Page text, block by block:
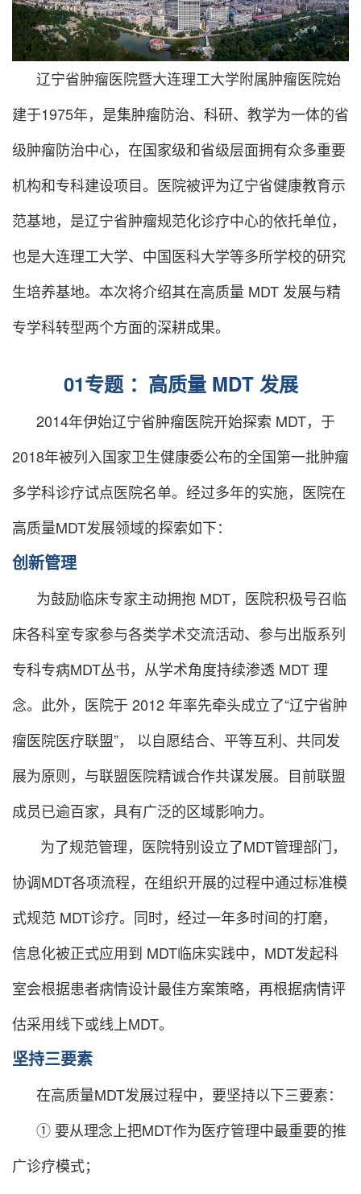
辽宁省肿瘤医院暨大连理工大学附属肿瘤医院始
建于1975年，是集肿瘤防治、科研、教学为一体的省
级肿瘤防治中心，在国家级和省级层面拥有众多重要
机构和专科建设项目。医院被评为辽宁省健康教育示
范基地，是辽宁省肿瘤规范化诊疗中心的依托单位，
也是大连理工大学、中国医科大学等多所学校的研究
生培养基地。本次将介绍其在高质量 MDT 发展与精
专学科转型两个方面的深耕成果。
01专题 ：高质量 MDT 发展
2014年伊始辽宁省肿瘤医院开始探索 MDT，于
2018年被列入国家卫生健康委公布的全国第一批肿瘤
多学科诊疗试点医院名单。经过多年的实施，医院在
高质量MDT发展领域的探索如下：
创新管理
为鼓励临床专家主动拥抱 MDT，医院积极号召临
床各科室专家参与各类学术交流活动、参与出版系列
专科专病MDT丛书，从学术角度持续渗透 MDT 理
念。此外，医院于 2012 年率先牵头成立了“辽宁省肿
瘤医院医疗联盟”， 以自愿结合、平等互利、共同发
展为原则，与联盟医院精诚合作共谋发展。目前联盟
成员已逾百家，具有广泛的区域影响力。
为了规范管理，医院特别设立了MDT管理部门，
协调MDT各项流程，在组织开展的过程中通过标准模
式规范 MDT诊疗。同时，经过一年多时间的打磨，
信息化被正式应用到 MDT临床实践中，MDT发起科
室会根据患者病情设计最佳方案策略，再根据病情评
估采用线下或线上MDT。
坚持三要素
在高质量MDT发展过程中，要坚持以下三要素：
① 要从理念上把MDT作为医疗管理中最重要的推
广诊疗模式；